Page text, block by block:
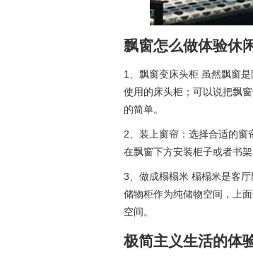
飘窗怎么做体验休
1、飘窗变床头柜 虽然飘窗
使用的床头柜；可以说把飘
的简单。
2、装上窗帘：选择合适的窗
在飘窗下方安装柜子或者书
3、做成榻榻米 榻榻米是客
储物柜作为纯储物空间，上
空间。
极简主义生活的体